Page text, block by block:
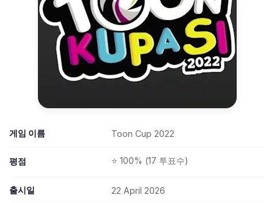
게임 이름 Toon Cup 2022
평점 ⭐ 100% (17 투표수)
출시일 22 April 2026